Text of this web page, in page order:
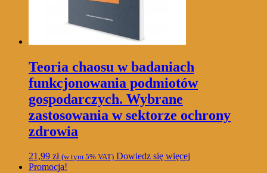
Teoria chaosu w badaniach
funkcjonowania podmiotów
gospodarczych. Wybrane
zastosowania w sektorze ochrony
zdrowia
21,99 zł (w tym 5% VAT) Dowiedz się więcej
Promocja!